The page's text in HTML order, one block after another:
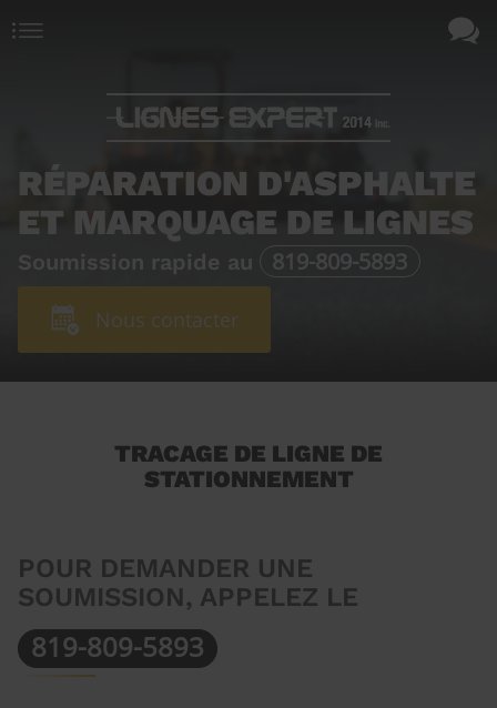
RÉPARATION D'ASPHALTE
ET MARQUAGE DE LIGNES
Soumission rapide au 819-809-5893
Nous contacter
TRACAGE DE LIGNE DE
STATIONNEMENT
POUR DEMANDER UNE
SOUMISSION, APPELEZ LE
819-809-5893